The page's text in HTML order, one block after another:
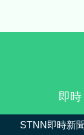
即時
STNN即時新